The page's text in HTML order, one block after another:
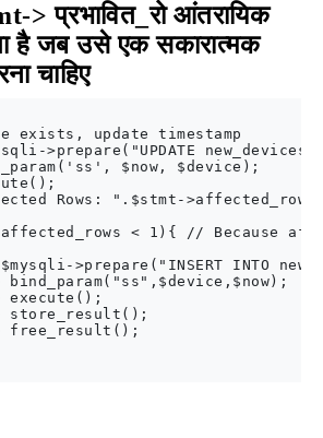
> प्रभावित_रो आंतरायिक
है जब उसे एक सकारात्मक
चाहिए
exists, update timestamp
>prepare("UPDATE new_devices
$now, $device);
Rows: ".$stmt-
< 1){ // Because
>prepare("INSERT INTO
bind_param("ss",$device,$now);
execute();
store_result();
free_result();